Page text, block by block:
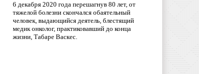
6 декабря 2020 года перешагнув 80 лет, от
тяжелой болезни скончался обаятельный
человек, выдающийся деятель, блестящий
медик онколог, практиковавший до конца
жизни, Табаре Васкес.